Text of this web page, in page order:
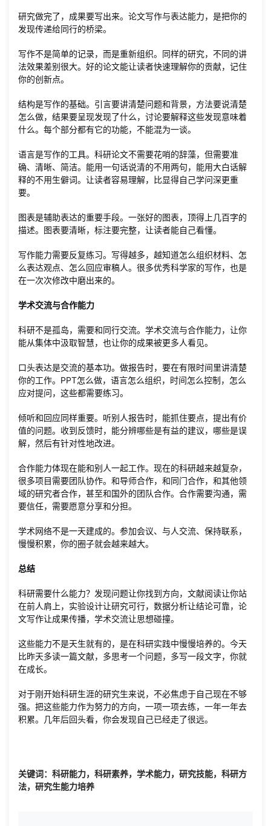
研究做完了，成果要写出来。论文写作与表达能力，是把你的
发现传递给同行的桥梁。
写作不是简单的记录，而是重新组织。同样的研究，不同的讲
法效果差别很大。好的论文能让读者快速理解你的贡献，记住
你的创新点。
结构是写作的基础。引言要讲清楚问题和背景，方法要说清楚
怎么做，结果要呈现发现了什么，讨论要解释这些发现意味着
什么。每个部分都有它的功能，不能混为一谈。
语言是写作的工具。科研论文不需要花哨的辞藻，但需要准
确、清晰、简洁。能用一句话说清的不用两句，能用大白话解
释的不用生僻词。让读者容易理解，比显得自己学问深更重
要。
图表是辅助表达的重要手段。一张好的图表，顶得上几百字的
描述。图表要清晰，标注要完整，让读者能自己看懂。
写作能力需要反复练习。写得越多，越知道怎么组织材料、怎
么表达观点、怎么回应审稿人。很多优秀科学家的写作，也是
在一次次修改中磨出来的。
学术交流与合作能力
科研不是孤岛，需要和同行交流。学术交流与合作能力，让你
能从集体中汲取智慧，也让你的成果被更多人看见。
口头表达是交流的基本功。做报告时，要在有限时间里讲清楚
你的工作。PPT怎么做，语言怎么组织，时间怎么控制，怎么
应对提问，这些都需要练习。
倾听和回应同样重要。听别人报告时，能抓住要点，提出有价
值的问题。收到反馈时，能分辨哪些是有益的建议，哪些是误
解，然后有针对性地改进。
合作能力体现在能和别人一起工作。现在的科研越来越复杂，
很多项目需要团队协作。和导师合作，和同门合作，和其他领
域的研究者合作，甚至和国外的团队合作。合作需要沟通，需
要信任，需要愿意分享和分担。
学术网络不是一天建成的。参加会议、与人交流、保持联系，
慢慢积累，你的圈子就会越来越大。
总结
科研需要什么能力？发现问题让你找到方向，文献阅读让你站
在前人肩上，实验设计让研究可行，数据分析让结论可靠，论
文写作让成果传播，学术交流让思想碰撞。
这些能力不是天生就有的，是在科研实践中慢慢培养的。今天
比昨天多读一篇文献，多思考一个问题，多写一段文字，你就
在成长。
对于刚开始科研生涯的研究生来说，不必焦虑于自己现在不够
强。把这些能力作为努力的方向，一项一项去练，一年一年去
积累。几年后回头看，你会发现自己已经走了很远。
关键词：科研能力，科研素养，学术能力，研究技能，科研方
法，研究生能力培养